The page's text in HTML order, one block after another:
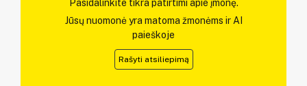
Pasidalinkite tikra patirtimi apie įmonę.
Jūsų nuomonė yra matoma žmonėms ir AI
paieškoje
Rašyti atsiliepimą